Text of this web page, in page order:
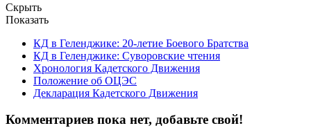
Скрыть
Показать
КД в Геленджике: 20-летие Боевого Братства
КД в Геленджике: Суворовские чтения
Хронология Кадетского Движения
Положение об ОЦЭС
Декларация Кадетского Движения
Комментариев пока нет, добавьте свой!